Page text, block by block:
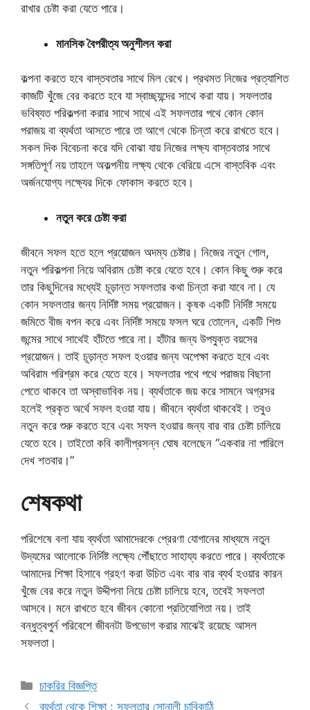
রাখার চেষ্টা করা যেতে পারে।
মানসিক বৈপরীত্য অনুশীলন করা
কল্পনা করতে হবে বাস্তবতার সাথে মিল রেখে। প্রথমত নিজের প্রত্যাশিত
কাজটি খুঁজে বের করতে হবে যা স্বাচ্ছ্যন্দের সাথে করা যায়। সফলতার
ভবিষ্যত পরিকল্পনা করার সাথে সাথে এই সফলতার পথে কোন কোন
পরাজয় বা ব্যর্থতা আসতে পারে তা আগে থেকে চিন্তা করে রাখতে হবে।
সকল দিক বিবেচনা করে যদি বোঝা যায় নিজের লক্ষ্য বাস্তবতার সাথে
সঙ্গতিপূর্ণ নয় তাহলে অকল্পনীয় লক্ষ্য থেকে বেরিয়ে এসে বাস্তবিক এবং
অর্জনযোগ্য লক্ষ্যের দিকে ফোকাস করতে হবে।
নতুন করে চেষ্টা করা
জীবনে সফল হতে হলে প্রয়োজন অদম্য চেষ্টার। নিজের নতুন গোল,
নতুন পরিকল্পনা নিয়ে অবিরাম চেষ্টা করে যেতে হবে। কোন কিছু শুরু করে
তার কিছুদিনের মধ্যেই চূড়ান্ত সফলতার কথা চিন্তা করা যাবে না। যে
কোন সফলতার জন্য নির্দিষ্ট সময় প্রয়োজন। কৃষক একটি নির্দিষ্ট সময়ে
জমিতে বীজ বপন করে এবং নির্দিষ্ট সময়ে ফসল ঘরে তোলেন, একটি শিশু
জন্মের সাথে সাথেই হাঁটতে পারে না। হাঁটার জন্য উপযুক্ত বয়সের
প্রয়োজন। তাই চূড়ান্ত সফল হওয়ার জন্য অপেক্ষা করতে হবে এবং
অবিরাম পরিশ্রম করে যেতে হবে। সফলতার পথে পথে পরাজয় বিছানা
পেতে থাকবে তা অস্বাভাবিক নয়। ব্যর্থতাকে জয় করে সামনে অগ্রসর
হলেই প্রকৃত অর্থে সফল হওয়া যায়। জীবনে ব্যর্থতা থাকবেই। তবুও
নতুন করে শুরু করতে হবে এবং সফল হওয়ার জন্য বার বার চেষ্টা চালিয়ে
যেতে হবে। তাইতো কবি কালীপ্রসন্ন ঘোষ বলেছেন “একবার না পারিলে
দেখ শতবার।”
শেষকথা
পরিশেষে বলা যায় ব্যর্থতা আমাদেরকে প্রেরণা যোগানের মাধ্যমে নতুন
উদ্যমের আলোকে নির্দিষ্ট লক্ষ্যে পৌঁছাতে সাহায্য করতে পারে। ব্যর্থতাকে
আমাদের শিক্ষা হিসাবে গ্রহণ করা উচিত এবং বার বার ব্যর্থ হওয়ার কারন
খুঁজে বের করে নতুন উদ্দীপনা নিয়ে চেষ্টা চালিয়ে হবে, তবেই সফলতা
আসবে। মনে রাখতে হবে জীবন কোনো প্রতিযোগিতা নয়। তাই
বন্ধুত্বপুর্ন পরিবেশে জীবনটা উপভোগ করার মাঝেই রয়েছে আসল
সফলতা।
Categories
চাকরির বিজ্ঞপ্তি
ব্যর্থতা থেকে শিক্ষা : সফলতার সোনালী চাবিকাঠি